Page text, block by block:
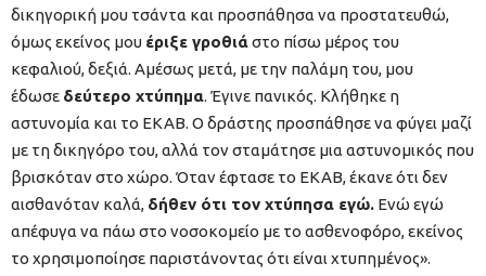
δικηγορική μου τσάντα και προσπάθησα να προστατευθώ,
όμως εκείνος μου έριξε γροθιάστο πίσω μέρος του
κεφαλιού, δεξιά. Αμέσως μετά, με την παλάμη του, μου
έδωσε δεύτερο χτύπημα. Έγινε πανικός. Κλήθηκε η
αστυνομία και το ΕΚΑΒ. Ο δράστης προσπάθησε να φύγει μαζί
με τη δικηγόρο του, αλλά τον σταμάτησε μια αστυνομικός που
βρισκόταν στο χώρο. Όταν έφτασε το ΕΚΑΒ, έκανε ότι δεν
αισθανόταν καλά, δήθεν ότι τον χτύπησα εγώ. Ενώ εγώ
απέφυγα να πάω στο νοσοκομείο με το ασθενοφόρο, εκείνος
το χρησιμοποίησε παριστάνοντας ότι είναι χτυπημένος».